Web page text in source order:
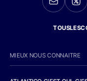
MIEUX NOUS CONNAITRE